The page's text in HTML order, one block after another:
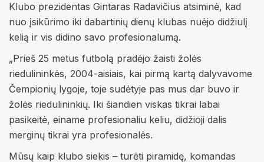
Klubo prezidentas Gintaras Radavičius atsiminė, kad
nuo įsikūrimo iki dabartinių dienų klubas nuėjo didžiulį
kelią ir vis didino savo profesionalumą.
„Prieš 25 metus futbolą pradėjo žaisti žolės
riedulininkės, 2004-aisiais, kai pirmą kartą dalyvavome
Čempionių lygoje, toje sudėtyje pas mus dar buvo ir
žolės riedulininkių. Iki šiandien viskas tikrai labai
pasikeitė, einame profesionaliu keliu, didžioji dalis
merginų tikrai yra profesionalės.
Mūsų kaip klubo siekis – turėti piramidę, komandas